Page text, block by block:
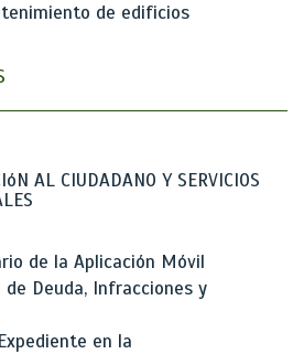
de edificios
AL CIUDADANO Y SERVICIOS
de la Aplicación Móvil
Deuda, Infracciones y
en la